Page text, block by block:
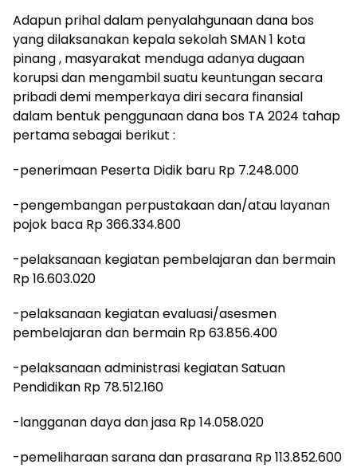
Adapun prihal dalam penyalahgunaan dana bos
yang dilaksanakan kepala sekolah SMAN 1 kota
pinang , masyarakat menduga adanya dugaan
korupsi dan mengambil suatu keuntungan secara
pribadi demi memperkaya diri secara finansial
dalam bentuk penggunaan dana bos TA 2024 tahap
pertama sebagai berikut :
-penerimaan Peserta Didik baru Rp 7.248.000
-pengembangan perpustakaan dan/atau layanan
pojok baca Rp 366.334.800
-pelaksanaan kegiatan pembelajaran dan bermain
Rp 16.603.020
-pelaksanaan kegiatan evaluasi/asesmen
pembelajaran dan bermain Rp 63.856.400
-pelaksanaan administrasi kegiatan Satuan
Pendidikan Rp 78.512.160
-langganan daya dan jasa Rp 14.058.020
-pemeliharaan sarana dan prasarana Rp 113.852.600